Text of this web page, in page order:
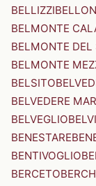
BELLIZZI
BELMONTE
BELMONTE DEL
BELMONTE
BELSITO
BELVEDERE
BELVEGLIOBELVI
BENESTARE
BENTIVOGLIO
BERCETO